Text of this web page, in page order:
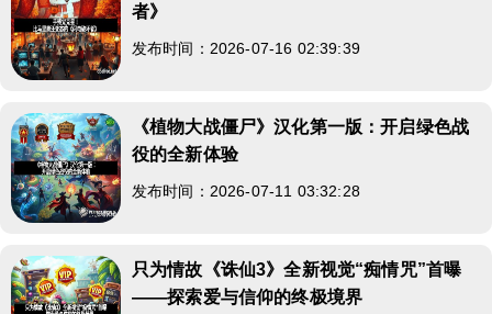
者》
发布时间：2026-07-16 02:39:39
《植物大战僵尸》汉化第一版：开启绿色战
役的全新体验
发布时间：2026-07-11 03:32:28
只为情故《诛仙3》全新视觉“痴情咒”首曝
——探索爱与信仰的终极境界